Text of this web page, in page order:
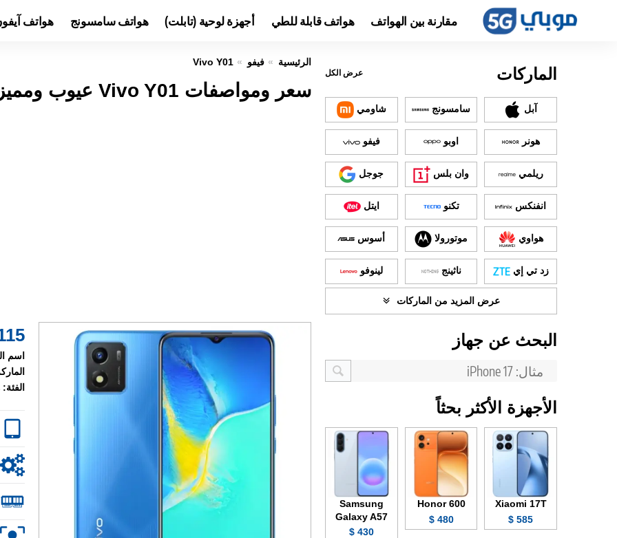
مقارنة بين الهواتف هواتف قابلة للطي أجهزة لوحية (تابلت) هواتف سامسونج هواتف
الرئيسية فيفو Vivo Y01
سعر ومواصفات Vivo Y01 عيوب ومميزات
$
اسم
الفئة:
الماركات عرض الكل
آبل سامسونج شاومي
هونر اوبو فيفو
ريلمي وان بلس جوجل
انفنكس تكنو ايتل
هواوي موتورولا أسوس
زد تي إي ناثينج لينوفو
عرض المزيد من الماركات
البحث عن جهاز
الأجهزة الأكثر بحثاً
Xiaomi 17T
585 $
Honor 600
480 $
Samsung
Galaxy A57
430 $